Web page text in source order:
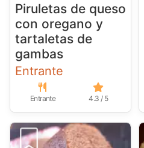
Piruletas de queso
con oregano y
tartaletas de
gambas
Entrante
Entrante 4.3 / 5